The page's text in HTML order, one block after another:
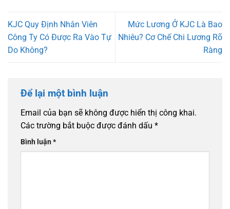
KJC Quy Định Nhân Viên
Công Ty Có Được Ra Vào Tự
Do Không?
Mức Lương Ở KJC Là Bao
Nhiêu? Cơ Chế Chi Lương Rõ
Ràng
Để lại một bình luận
Email của bạn sẽ không được hiển thị công khai.
Các trường bắt buộc được đánh dấu *
Bình luận*